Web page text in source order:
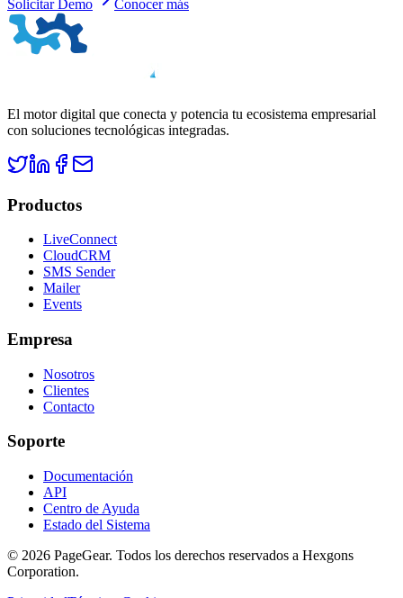
Solicitar Demo Conocer más
El motor digital que conecta y potencia tu ecosistema empresarial
con soluciones tecnológicas integradas.
Productos
LiveConnect
CloudCRM
SMS Sender
Mailer
Events
Empresa
Nosotros
Clientes
Contacto
Soporte
Documentación
API
Centro de Ayuda
Estado del Sistema
© 2026 PageGear. Todos los derechos reservados a Hexgons
Corporation.